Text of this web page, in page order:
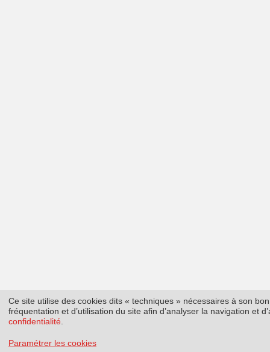
Ce site utilise des cookies dits « techniques » nécessaires à son
fréquentation et d’utilisation du site afin d’analyser la navigation et
confidentialité
Paramétrer les cookies